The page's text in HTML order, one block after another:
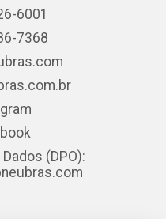
6001
7368
(DPO):